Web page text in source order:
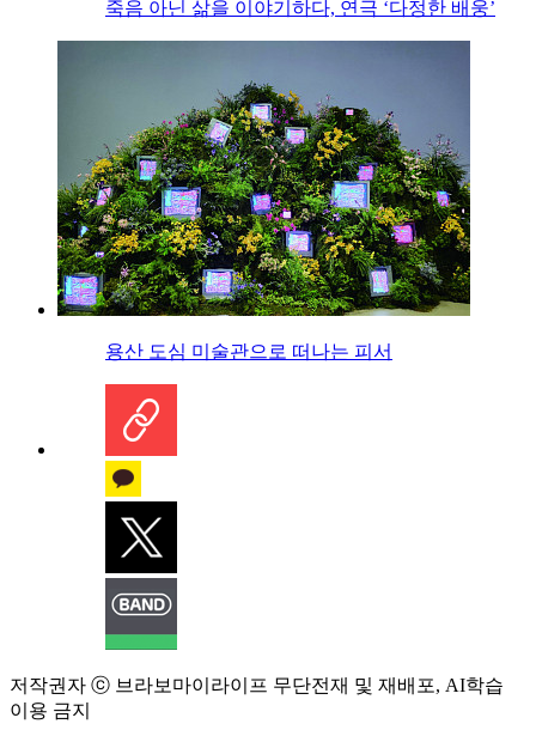
죽음 아닌 삶을 이야기하다, 연극 ‘다정한 배웅’
용산 도심 미술관으로 떠나는 피서
저작권자 ⓒ 브라보마이라이프 무단전재 및 재배포, AI학습
이용 금지